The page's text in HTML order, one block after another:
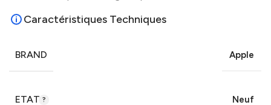
Caractéristiques Techniques
BRAND Apple
ETAT Neuf